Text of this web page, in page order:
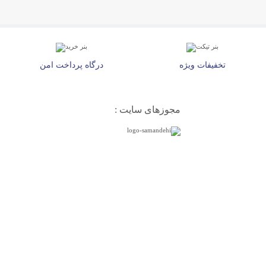
درگاه پرداخت امن تخفیفات ویژه
مجوزهای سایت :